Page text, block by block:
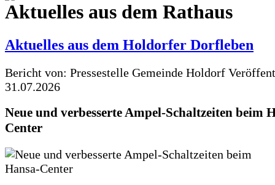
Aktuelles aus dem Rathaus
Aktuelles aus dem Holdorfer Dorfleben
Bericht von: Pressestelle Gemeinde Holdorf
31.07.2026
Neue und verbesserte Ampel-Schaltzeiten beim
Center